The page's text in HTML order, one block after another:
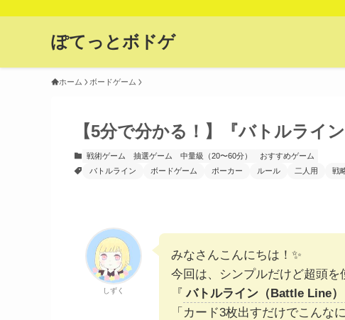
ぽてっとボドゲ
ホーム ボードゲーム
【5分で分かる！】『バトルライ
戦術ゲーム 抽選ゲーム 中量級（20〜60分）
おすすめゲーム
バトルライン
ボードゲーム ポーカー ルール 二人用 戦
しずく
みなさんこんにちは！✨
今回は、シンプルだけど超頭を
『 バトルライン（Battle Line）
「カード3枚出すだけでこんな